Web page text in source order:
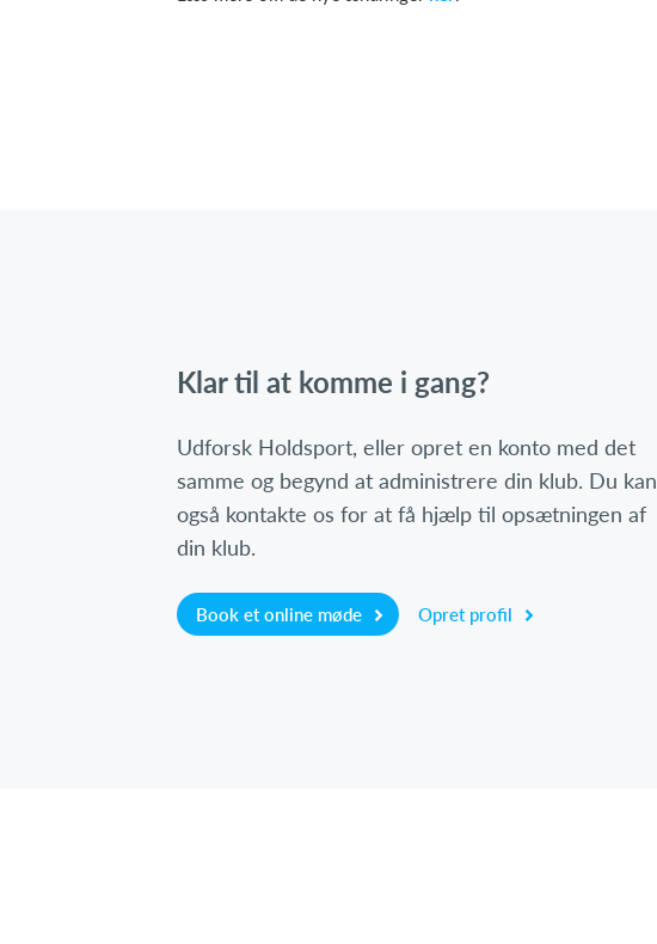
Klar til at komme i gang?
Udforsk Holdsport, eller opret en konto med det
samme og begynd at administrere din klub. Du kan
også kontakte os for at få hjælp til opsætningen af
din klub.
Book et online møde Opret profil